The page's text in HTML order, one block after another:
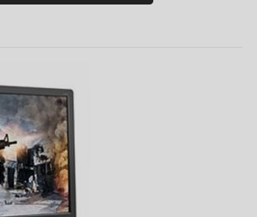
GmbH
& Support